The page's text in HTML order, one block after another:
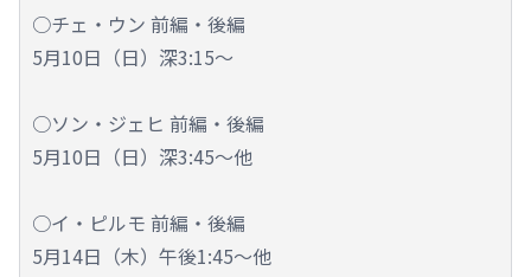
○チェ・ウン 前編・後編
5月10日（日）深3:15～
○ソン・ジェヒ 前編・後編
5月10日（日）深3:45～他
○イ・ピルモ 前編・後編
5月14日（木）午後1:45～他